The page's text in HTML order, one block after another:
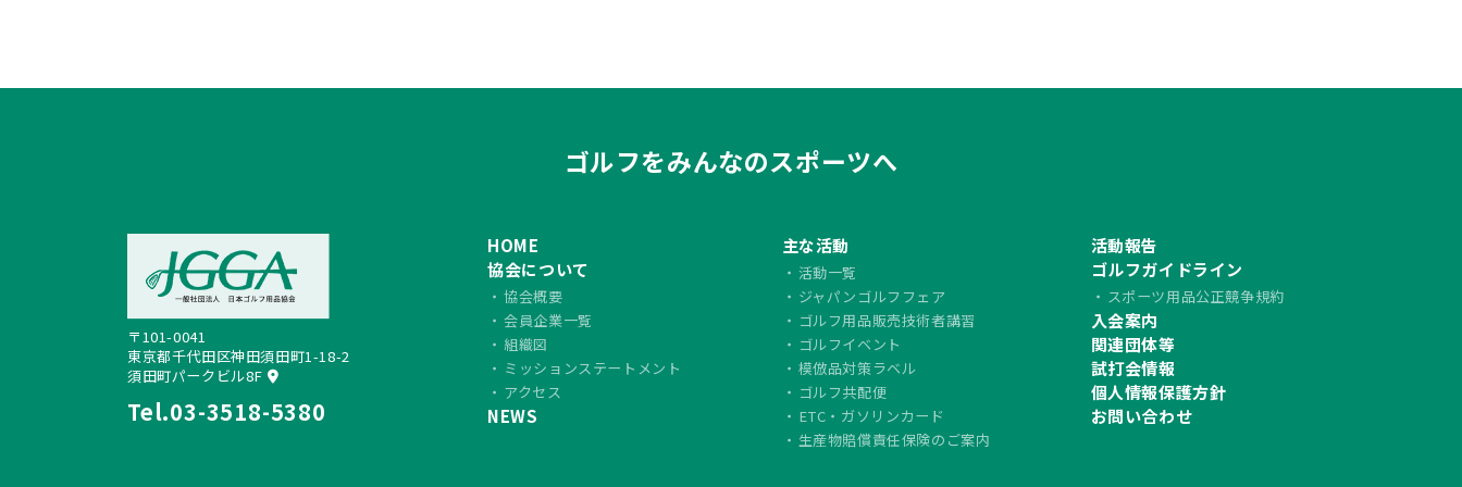
ゴルフをみんなのスポーツへ
〒101-0041
東京都千代田区神田須田町1-18-2
須田町パークビル8F
Tel.03-3518-5380
HOME
協会について
協会概要
会員企業一覧
組織図
ミッションステートメント
アクセス
NEWS
主な活動
活動一覧
ジャパンゴルフフェア
ゴルフ用品販売技術者講習
ゴルフイベント
模倣品対策ラベル
ゴルフ共配便
ETC・ガソリンカード
生産物賠償責任保険のご案内
活動報告
ゴルフガイドライン
スポーツ用品公正競争規約
入会案内
関連団体等
試打会情報
個人情報保護方針
お問い合わせ